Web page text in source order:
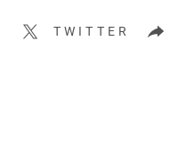
TWITTER